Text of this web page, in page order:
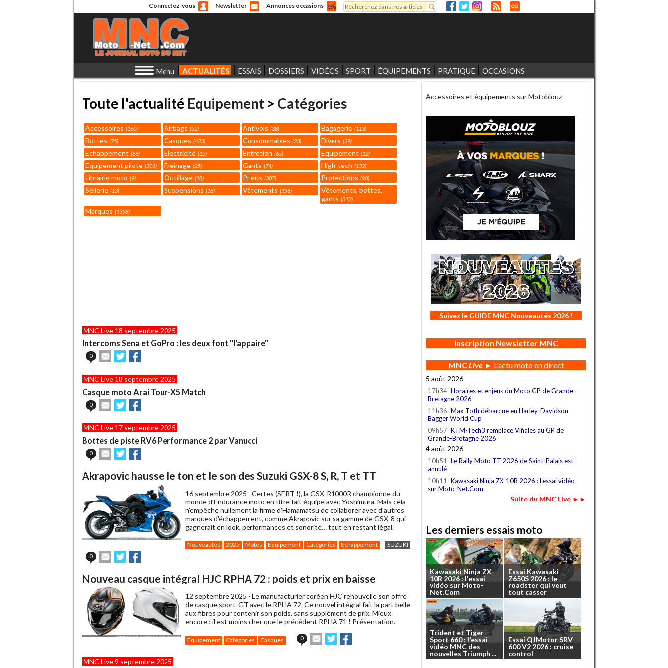
Connectez-vous Newsletter Annonces occasions
Formulaire de recherche
Rechercher
Menu ACTUALITÉS ESSAIS DOSSIERS VIDÉOS SPORT ÉQUIPEMENTS PRATIQUE OCCASIONS
Toute l'actualité Equipement > Catégories
Accessoires 160 Airbags 52 Antivols 38 Bagagerie 113
Bottes 75 Casques 423 Consommables 23 Divers 39
Echappement 88 Electricité 15 Entretien 65 Equipement 12
Equipement pilote 301 Freinage 25 Gants 74 High-tech 132
Librairie moto 9 Outillage 18 Pneus 307 Protections 90
Sellerie 13 Suspensions 18 Vêtements 158
Vêtements, bottes,
gants
317
Marques 1398
MNC Live 18 septembre 2025
Intercoms Sena et GoPro : les deux font "l'appaire"
0
Envoyer
cet
à
ami
Partager
sur sur
MNC Live 18 septembre 2025
Casque moto Arai Tour-X5 Match
0
Envoyer
cet
à
ami
Partager
sur sur
MNC Live 17 septembre 2025
Bottes de piste RV6 Performance 2 par Vanucci
0
Envoyer
cet
à
ami
Partager
sur sur
Akrapovic hausse le ton et le son des Suzuki GSX-8 S, R, T et TT
16 septembre 2025 - Certes (SERT !), la GSX-R1000R championne du
monde d'Endurance moto en titre fait équipe avec Yoshimura. Mais cela
n'empêche nullement la firme d'Hamamatsu de collaborer avec d'autres
marques d'échappement, comme Akrapovic sur sa gamme de GSX-8 qui
gagnerait en look, performances et sonorité… tout en restant légal.
Nouveautés 2025 Motos Equipement Catégories Echappement
SUZUKI
0
Envoyer
cet
à
un
ami
Partager
sur sur
Nouveau casque intégral HJC RPHA 72 : poids et prix en baisse
12 septembre 2025 - Le manufacturier coréen HJC renouvelle son offre
de casque sport-GT avec le RPHA 72. Ce nouvel intégral fait la part belle
aux fibres pour contenir son poids, sans supplément de prix. Mieux
encore : il est moins cher que le précédent RPHA 71 ! Présentation.
Equipement Catégories Casques 0
Envoyer
cet
Partager
sur sur
MNC Live 9 septembre 2025
Accessoires et équipements sur Motoblouz
Suivez le GUIDE MNC Nouveautés 2026 !
Inscription Newsletter MNC
MNCLive► L'actu moto en direct
5 août 2026
17h34 Horaires et enjeux du Moto GP de Grande-
Bretagne 2026
11h36 Max Toth débarque en Harley-Davidson
Bagger World Cup
09h57 KTM-Tech3 remplace Viñales au GP de
Grande-Bretagne 2026
4 août 2026
10h51
Le Rally Moto TT 2026 de Saint-Palais est
annulé
10h11
Kawasaki Ninja ZX-10R 2026 : l'essai vidéo
sur Moto-Net.Com
Suite du MNC Live ►►
Les derniers essais moto
KawasakiNinja ZX-
10R2026: l'essai
vidéo sur Moto-
Net.Com
EssaiKawasaki
Z650S 2026:le
roadster qui veut
tout casser
Trident etTiger
Sport660:l'essai
vidéo MNC des
nouvelles Triumph ...
Essai QJMotorSRV
600V2 2026 : cruise
control